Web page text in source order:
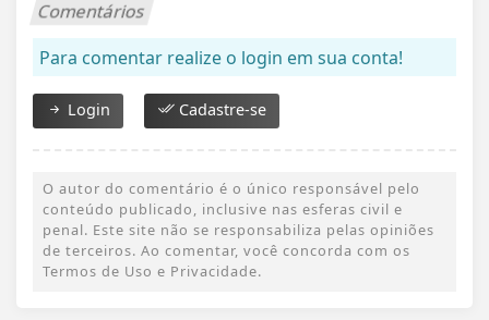
Comentários
Para comentar realize o login em sua conta!
Login Cadastre-se
O autor do comentário é o único responsável pelo
conteúdo publicado, inclusive nas esferas civil e
penal. Este site não se responsabiliza pelas opiniões
de terceiros. Ao comentar, você concorda com os
Termos de Uso e Privacidade.